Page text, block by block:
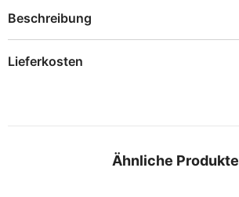
Beschreibung
Lieferkosten
Ähnliche Produkte